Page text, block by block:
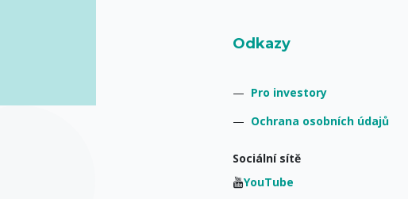
Odkazy
— Pro investory
— Ochrana osobních údajů
Sociální sítě
YouTube